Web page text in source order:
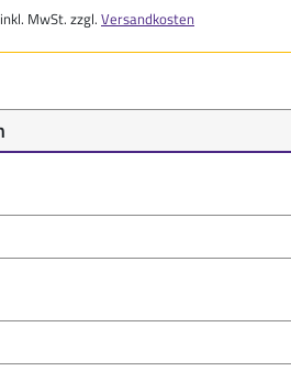
inkl. MwSt. zzgl. Versandkosten